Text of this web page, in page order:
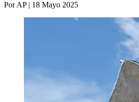
Por AP | 18 Mayo 2025